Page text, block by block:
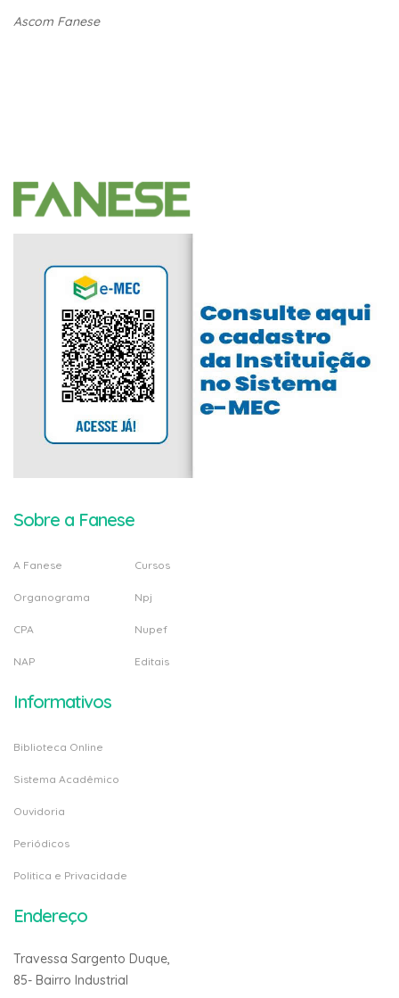
Ascom Fanese
Sobre a Fanese
A Fanese
Organograma
CPA
NAP
Cursos
Npj
Nupef
Editais
Informativos
Biblioteca Online
Sistema Acadêmico
Ouvidoria
Periódicos
Politica e Privacidade
Endereço
Travessa Sargento Duque,
85- Bairro Industrial